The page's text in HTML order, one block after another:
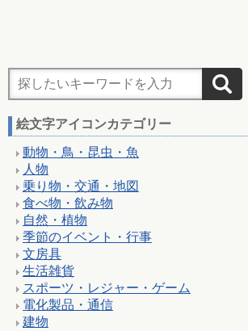
絵文字アイコンカテゴリー
動物・鳥・昆虫・魚
人物
乗り物・交通・地図
食べ物・飲み物
自然・植物
季節のイベント・行事
文房具
生活雑貨
スポーツ・レジャー・ゲーム
電化製品・通信
建物